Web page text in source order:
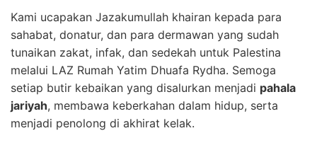
Kami ucapakan Jazakumullah khairan kepada para
sahabat, donatur, dan para dermawan yang sudah
tunaikan zakat, infak, dan sedekah untuk Palestina
melalui LAZ Rumah Yatim Dhuafa Rydha. Semoga
setiap butir kebaikan yang disalurkan menjadi pahala
jariyah, membawa keberkahan dalam hidup, serta
menjadi penolong di akhirat kelak.